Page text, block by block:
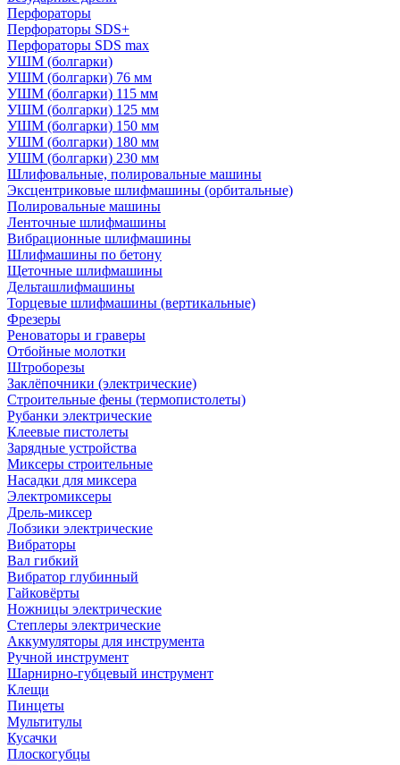
Перфораторы
Перфораторы SDS+
Перфораторы SDS max
УШМ (болгарки)
УШМ (болгарки) 76 мм
УШМ (болгарки) 115 мм
УШМ (болгарки) 125 мм
УШМ (болгарки) 150 мм
УШМ (болгарки) 180 мм
УШМ (болгарки) 230 мм
Шлифовальные, полировальные машины
Эксцентриковые шлифмашины (орбитальные)
Полировальные машины
Ленточные шлифмашины
Вибрационные шлифмашины
Шлифмашины по бетону
Щеточные шлифмашины
Дельташлифмашины
Торцевые шлифмашины (вертикальные)
Фрезеры
Реноваторы и граверы
Отбойные молотки
Штроборезы
Заклёпочники (электрические)
Строительные фены (термопистолеты)
Рубанки электрические
Клеевые пистолеты
Зарядные устройства
Миксеры строительные
Насадки для миксера
Электромиксеры
Дрель-миксер
Лобзики электрические
Вибраторы
Вал гибкий
Вибратор глубинный
Гайковёрты
Ножницы электрические
Степлеры электрические
Аккумуляторы для инструмента
Ручной инструмент
Шарнирно-губцевый инструмент
Клещи
Пинцеты
Мультитулы
Кусачки
Плоскогубцы